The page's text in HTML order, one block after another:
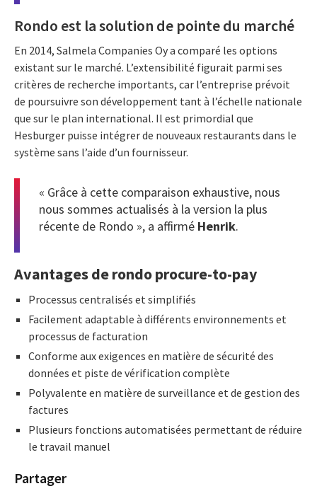
Rondo est la solution de pointe du marché
En 2014, Salmela Companies Oy a comparé les options
existant sur le marché. L’extensibilité figurait parmi ses
critères de recherche importants, car l’entreprise prévoit
de poursuivre son développement tant à l’échelle nationale
que sur le plan international. Il est primordial que
Hesburger puisse intégrer de nouveaux restaurants dans le
système sans l’aide d’un fournisseur.
« Grâce à cette comparaison exhaustive, nous
nous sommes actualisés à la version la plus
récente de Rondo », a affirmé Henrik.
Avantages de rondo procure-to-pay
Processus centralisés et simplifiés
Facilement adaptable à différents environnements et
processus de facturation
Conforme aux exigences en matière de sécurité des
données et piste de vérification complète
Polyvalente en matière de surveillance et de gestion des
factures
Plusieurs fonctions automatisées permettant de réduire
le travail manuel
Partager